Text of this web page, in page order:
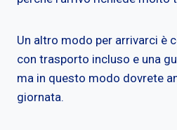
Un altro modo per arrivarci è
con trasporto incluso e una
ma in questo modo dovrete
giornata.